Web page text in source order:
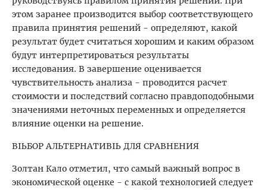
этом заранее производится выбор соответствующего
правила принятия решений - определяют, какой
результат будет считаться хорошим и каким образом
будут интерпретироваться результаты
исследования. В завершение оценивается
чувствительность анализа - проводится расчет
стоимости и последствий согласно правдоподобными
значениями неточных переменных и определяется
влияние оценки на решение.
ВЫБОР АЛЬТЕРНАТИВЫ ДЛЯ СРАВНЕНИЯ
Золтан Кало отметил, что самый важный вопрос в
экономической оценке - с какой технологией следует